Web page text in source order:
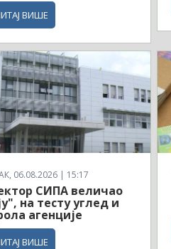
ВИШЕ
06.08.2026 | 15:17
СИПА величао
на тесту углед и
агенције
ВИШЕ